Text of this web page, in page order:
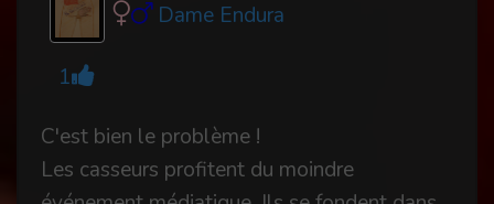
Dame Endura
1
C'est bien le problème !
Les casseurs profitent du moindre